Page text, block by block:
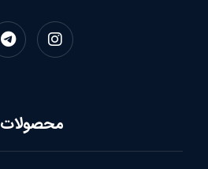
محصولات